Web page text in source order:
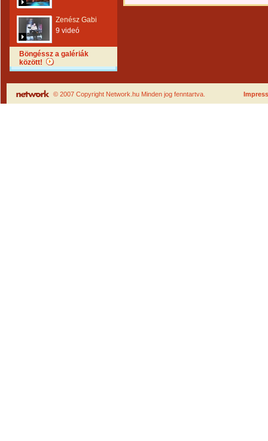
Zenész Gabi
9 videó
Böngéssz a galériák
között!
© 2007 Copyright Network.hu Minden jog fenntartva.